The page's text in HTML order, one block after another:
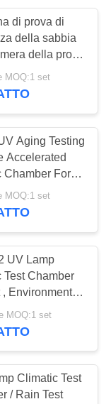
28
di prova di
della sabbia
della prova
IEC60529
di
MOQ:1 set
Aging Testing
Accelerated
Chamber For
MOQ:1 set
UV Lamp
Test Chamber
Environmental
For Coating
MOQ:1 set
Climatic Test
/ Rain Test